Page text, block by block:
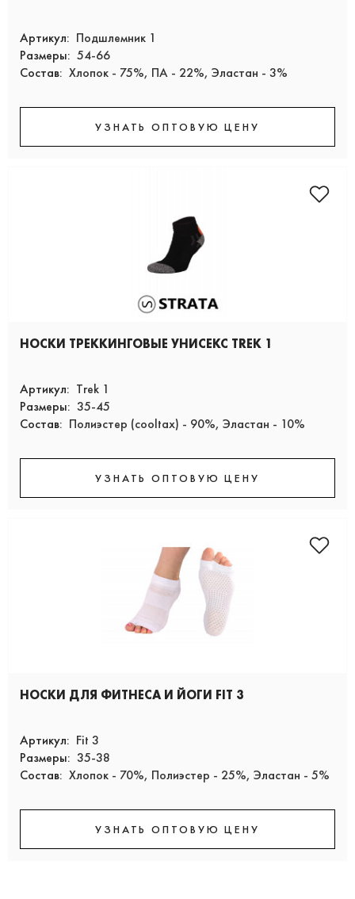
Артикул: Подшлемник 1
Размеры: 54-66
Состав: Хлопок - 75%, ПА - 22%, Эластан - 3%
УЗНАТЬ ОПТОВУЮ ЦЕНУ
НОСКИ ТРЕККИНГОВЫЕ УНИСЕКС TREK 1
Артикул: Trek 1
Размеры: 35-45
Состав: Полиэстер (cooltax) - 90%, Эластан - 10%
УЗНАТЬ ОПТОВУЮ ЦЕНУ
НОСКИ ДЛЯ ФИТНЕСА И ЙОГИ FIT 3
Артикул: Fit 3
Размеры: 35-38
Состав: Хлопок - 70%, Полиэстер - 25%, Эластан - 5%
УЗНАТЬ ОПТОВУЮ ЦЕНУ